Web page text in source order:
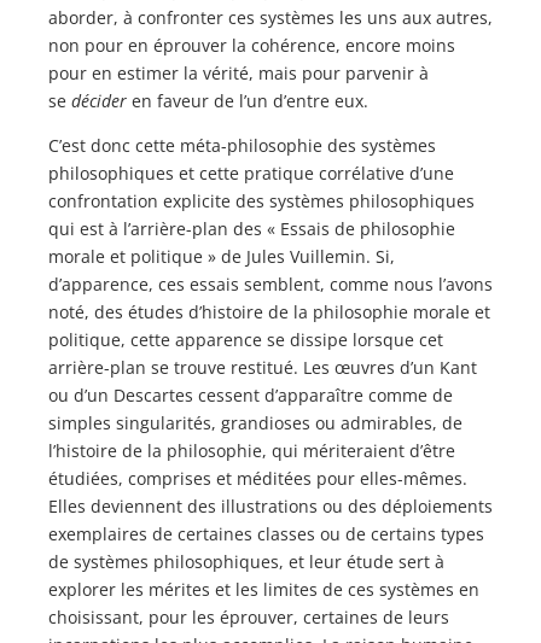
aborder, à confronter ces systèmes les uns aux autres,
non pour en éprouver la cohérence, encore moins
pour en estimer la vérité, mais pour parvenir à
se décider en faveur de l’un d’entre eux.
C’est donc cette méta-philosophie des systèmes
philosophiques et cette pratique corrélative d’une
confrontation explicite des systèmes philosophiques
qui est à l’arrière-plan des « Essais de philosophie
morale et politique » de Jules Vuillemin. Si,
d’apparence, ces essais semblent, comme nous l’avons
noté, des études d’histoire de la philosophie morale et
politique, cette apparence se dissipe lorsque cet
arrière-plan se trouve restitué. Les œuvres d’un Kant
ou d’un Descartes cessent d’apparaître comme de
simples singularités, grandioses ou admirables, de
l’histoire de la philosophie, qui mériteraient d’être
étudiées, comprises et méditées pour elles-mêmes.
Elles deviennent des illustrations ou des déploiements
exemplaires de certaines classes ou de certains types
de systèmes philosophiques, et leur étude sert à
explorer les mérites et les limites de ces systèmes en
choisissant, pour les éprouver, certaines de leurs